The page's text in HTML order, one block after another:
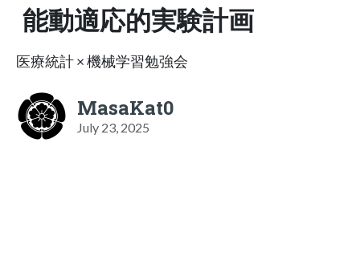
能動適応的実験計画
医療統計 × 機械学習勉強会
MasaKat0
July 23, 2025